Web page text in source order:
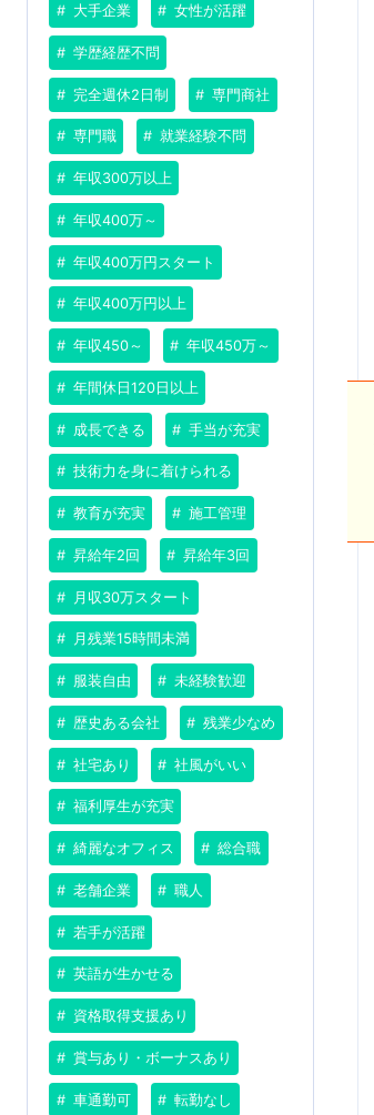
大手企業 女性が活躍
学歴経歴不問
完全週休2日制 専門商社
専門職 就業経験不問
年収300万以上
年収400万～
年収400万円スタート
年収400万円以上
年収450～ 年収450万～
年間休日120日以上
成長できる 手当が充実
技術力を身に着けられる
教育が充実 施工管理
昇給年2回 昇給年3回
月収30万スタート
月残業15時間未満
服装自由 未経験歓迎
歴史ある会社 残業少なめ
社宅あり 社風がいい
福利厚生が充実
綺麗なオフィス 総合職
老舗企業 職人
若手が活躍
英語が生かせる
資格取得支援あり
賞与あり・ボーナスあり
車通勤可 転勤なし